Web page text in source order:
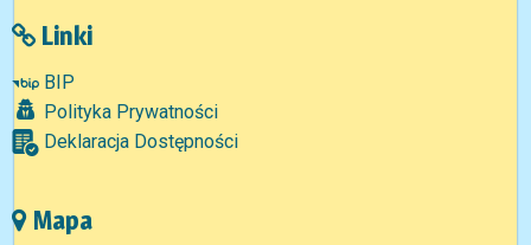
Linki
BIP
Polityka Prywatności
Deklaracja Dostępności
Mapa